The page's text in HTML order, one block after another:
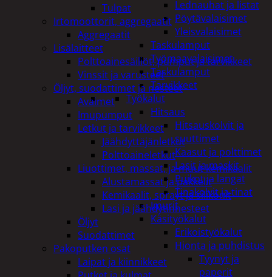
Lednauhat ja listat
Pöytävalaisimet
Yleisvalaisimet
Taskulamput
Työmaavalaisimet
Taskulamput
Tarvikkeet
Työkalut
Hitsaus
Hitsauskolvit ja
suuttimet
Kaasut ja polttimet
Lasit ja maskit
Puikot ja langat
Tinakolvit ja tinat
Imurit
Käsityökalut
Erikoistyökalut
Hionta ja puhdistus
Tyynyt ja
paperit
Tulpat
Irtomoottorit, aggregaatit
Aggregaatit
Lisälaitteet
Polttoainesäiliöt, pumput ja tarvikkeet
Vinssit ja varusteet
Öljyt, suodattimet ja nesteet
Avaimet
Imupumput
Letkut ja tarvikkeet
Jäähdyttäjänletkut
Polttoaineletkut
Liuottimet, massat, ja muut kemikaalit
Alustamassat ja pakkelit
Kemikaalit, sprayt ja silikonit
Lasi ja jäähdytinnesteet
Öljyt
Suodattimet
Pakoputken osat
Laipat ja kiinnikkeet